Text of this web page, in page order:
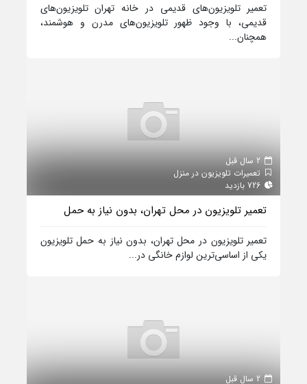
تعمیر تلویزیون‌های قدیمی در خانه تهران تلویزیون‌های
قدیمی، با وجود ظهور تلویزیون‌های مدرن و هوشمند،
همچنان...
تعمیرات تلویزیون در منزل
تعمیر تلویزیون در محل تهران، بدون نیاز به حمل
تعمیر تلویزیون در محل تهران، بدون نیاز به حمل تلویزیون
یکی از اساسی‌ترین لوازم خانگی در...